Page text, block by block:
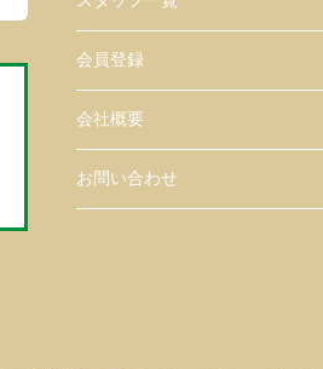
会員登録
会社概要
お問い合わせ